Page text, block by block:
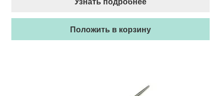
Положить в корзину